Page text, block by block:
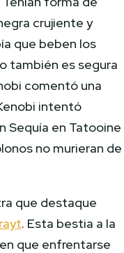
crujiente y
que beben los
también es segura
comentó una
intentó
Sequía en Tatooine
no murieran de
que destaque
. Esta bestia a la
que enfrentarse